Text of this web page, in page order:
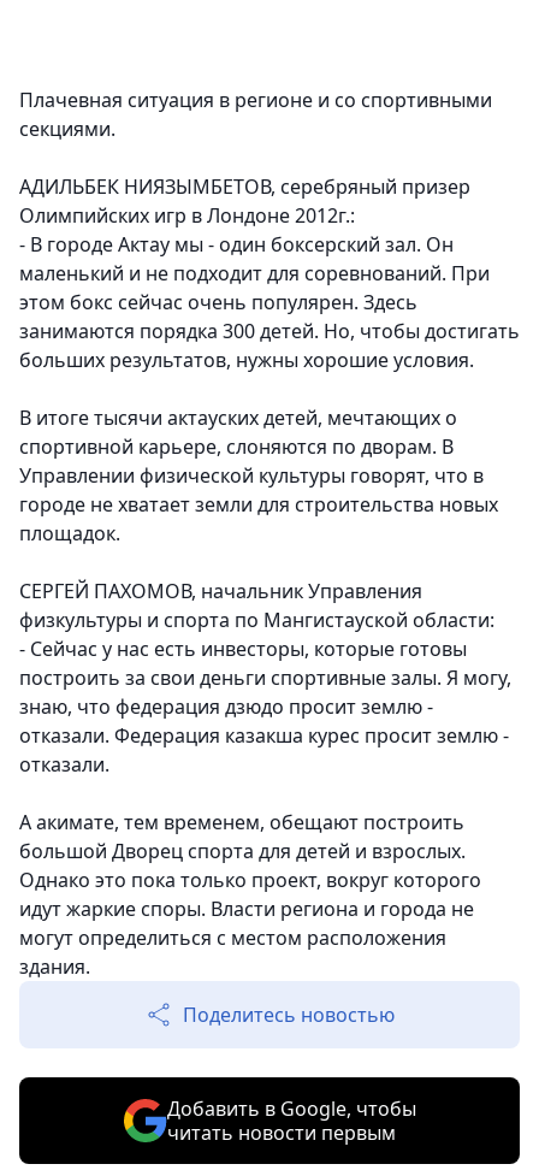
Плачевная ситуация в регионе и со спортивными
секциями.
АДИЛЬБЕК НИЯЗЫМБЕТОВ, серебряный призер
Олимпийских игр в Лондоне 2012г.:
- В городе Актау мы - один боксерский зал. Он
маленький и не подходит для соревнований. При
этом бокс сейчас очень популярен. Здесь
занимаются порядка 300 детей. Но, чтобы достигать
больших результатов, нужны хорошие условия.
В итоге тысячи актауских детей, мечтающих о
спортивной карьере, слоняются по дворам. В
Управлении физической культуры говорят, что в
городе не хватает земли для строительства новых
площадок.
СЕРГЕЙ ПАХОМОВ, начальник Управления
физкультуры и спорта по Мангистауской области:
- Сейчас у нас есть инвесторы, которые готовы
построить за свои деньги спортивные залы. Я могу,
знаю, что федерация дзюдо просит землю -
отказали. Федерация казакша курес просит землю -
отказали.
А акимате, тем временем, обещают построить
большой Дворец спорта для детей и взрослых.
Однако это пока только проект, вокруг которого
идут жаркие споры. Власти региона и города не
могут определиться с местом расположения
здания.
Поделитесь новостью
Добавить в Google, чтобы
читать новости первым